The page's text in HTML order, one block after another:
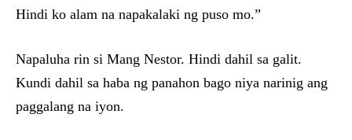
Hindi ko alam na napakalaki ng puso mo.”
Napaluha rin si Mang Nestor. Hindi dahil sa galit.
Kundi dahil sa haba ng panahon bago niya narinig ang
paggalang na iyon.